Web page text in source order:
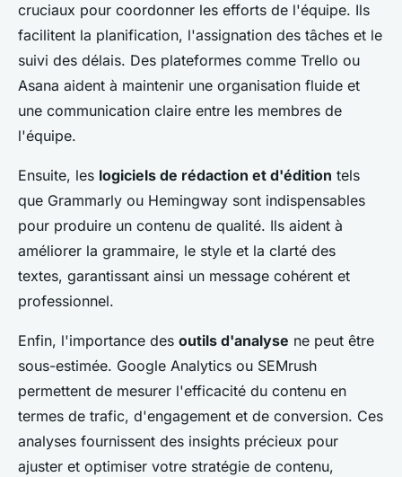
cruciaux pour coordonner les efforts de l'équipe. Ils
facilitent la planification, l'assignation des tâches et le
suivi des délais. Des plateformes comme Trello ou
Asana aident à maintenir une organisation fluide et
une communication claire entre les membres de
l'équipe.
Ensuite, les logiciels de rédaction et d'édition tels
que Grammarly ou Hemingway sont indispensables
pour produire un contenu de qualité. Ils aident à
améliorer la grammaire, le style et la clarté des
textes, garantissant ainsi un message cohérent et
professionnel.
Enfin, l'importance des outils d'analyse ne peut être
sous-estimée. Google Analytics ou SEMrush
permettent de mesurer l'efficacité du contenu en
termes de trafic, d'engagement et de conversion. Ces
analyses fournissent des insights précieux pour
ajuster et optimiser votre stratégie de contenu,